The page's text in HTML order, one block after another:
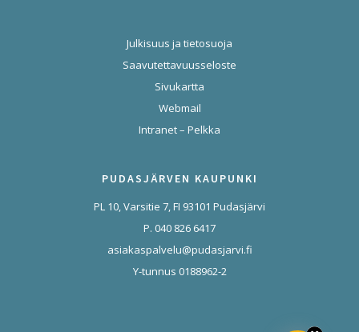
Julkisuus ja tietosuoja
Saavutettavuusseloste
Sivukartta
Webmail
Intranet – Pelkka
PUDASJÄRVEN KAUPUNKI
PL 10, Varsitie 7, FI 93101 Pudasjärvi
P. 040 826 6417
asiakaspalvelu@pudasjarvi.fi
Y-tunnus 0188962-2